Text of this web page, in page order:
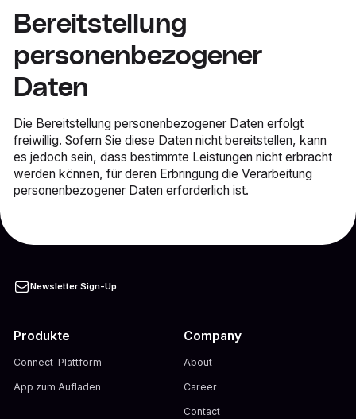
Bereitstellung
personenbezogener
Daten
Die Bereitstellung personenbezogener Daten erfolgt
freiwillig. Sofern Sie diese Daten nicht bereitstellen, kann
es jedoch sein, dass bestimmte Leistungen nicht erbracht
werden können, für deren Erbringung die Verarbeitung
personenbezogener Daten erforderlich ist.
Newsletter Sign-Up
Produkte
Connect-Plattform
App zum Aufladen
Company
About
Career
Contact